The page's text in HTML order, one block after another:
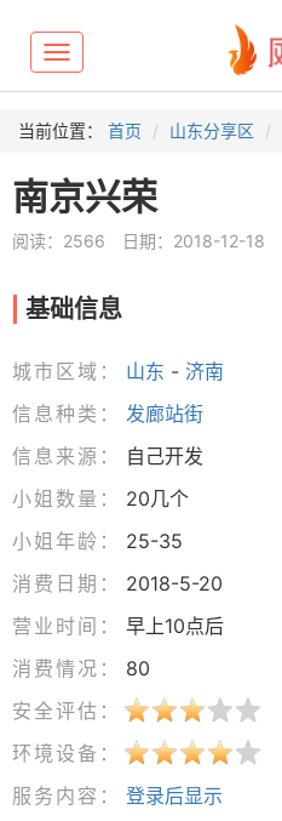
Toggle
navigation
当前位置： 首页 山东分享区
南京兴荣
阅读：2566 日期：2018-12-18
基础信息
城市区域： 山东 - 济南
信息种类：
发廊站街
信息来源：
自己开发
小姐数量：
20几个
小姐年龄：
25-35
消费日期：
2018-5-20
营业时间：
早上10点后
消费情况：
80
安全评估：
环境设备：
服务内容：
登录后显示